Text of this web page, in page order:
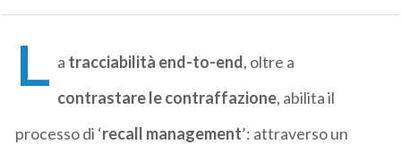
L a tracciabilità end-to-end, oltre a
contrastare le contraffazione, abilita il
processo di ‘recall management’: attraverso un